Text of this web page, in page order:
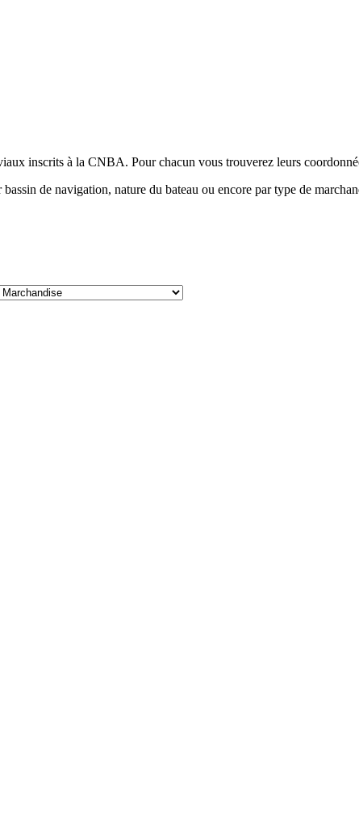
inscrits à la CNBA. Pour chacun vous trouverez leurs
de navigation, nature du bateau ou encore par type de